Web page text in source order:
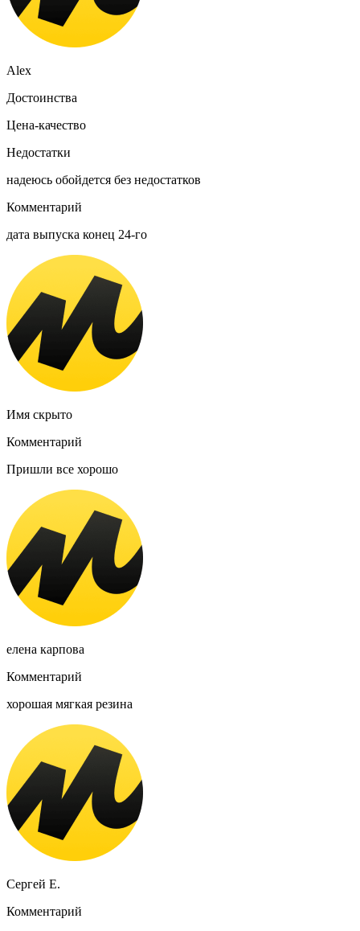
Alex
Достоинства
Цена-качество
Недостатки
надеюсь обойдется без недостатков
Комментарий
дата выпуска конец 24-го
Имя скрыто
Комментарий
Пришли все хорошо
елена карпова
Комментарий
хорошая мягкая резина
Сергей Е.
Комментарий